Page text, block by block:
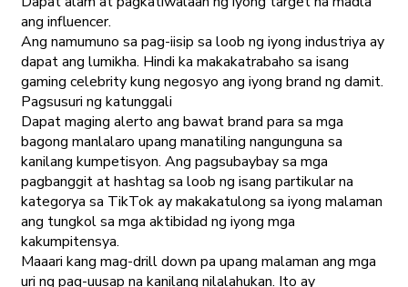
ang influencer.
Ang namumuno sa pag-iisip sa loob ng iyong industriya ay
dapat ang lumikha. Hindi ka makakatrabaho sa isang
gaming celebrity kung negosyo ang iyong brand ng damit.
Pagsusuri ng katunggali
Dapat maging alerto ang bawat brand para sa mga
bagong manlalaro upang manatiling nangunguna sa
kanilang kumpetisyon. Ang pagsubaybay sa mga
pagbanggit at hashtag sa loob ng isang partikular na
kategorya sa TikTok ay makakatulong sa iyong malaman
ang tungkol sa mga aktibidad ng iyong mga
kakumpitensya.
Maaari kang mag-drill down pa upang malaman ang mga
uri ng pag-uusap na kanilang nilalahukan. Ito ay